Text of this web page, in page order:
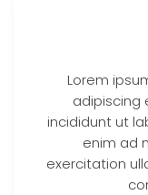
Lorem
adipiscing
incididunt ut
enim ad
exercitation